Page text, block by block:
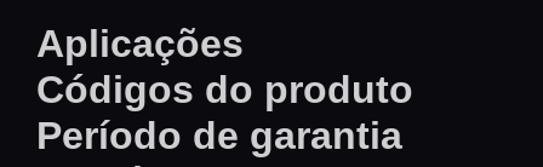
Aplicações
Códigos do produto
Período de garantia